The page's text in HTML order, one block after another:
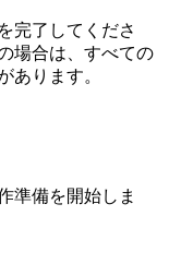
完了してくださ
場合は、すべての
あります。
準備を開始しま